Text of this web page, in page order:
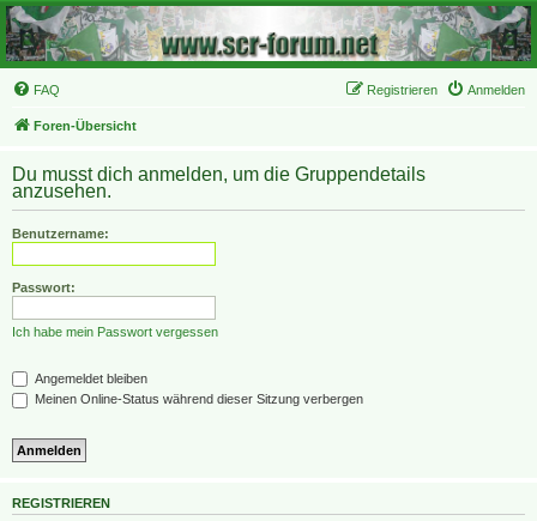
FAQ Anmelden
Registrieren
Foren-Übersicht
Du musst dich anmelden, um die Gruppendetails
anzusehen.
Benutzername:
Passwort:
Ich habe mein Passwort vergessen
Angemeldet bleiben
Meinen Online-Status während dieser Sitzung verbergen
REGISTRIEREN